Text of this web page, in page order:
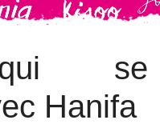
se
Hanifa